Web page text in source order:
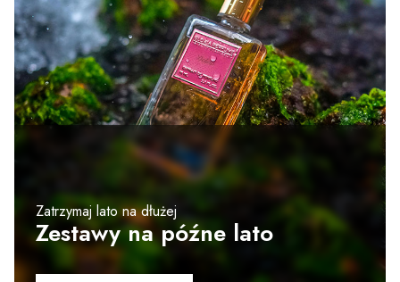
Zatrzymaj lato na dłużej
Zestawy na późne lato